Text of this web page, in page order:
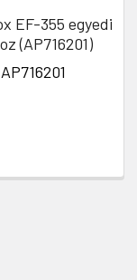
EF-355 egyedi
(AP716201)
AP716201